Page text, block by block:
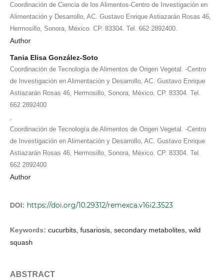
Coordinación de Ciencia de los Alimentos-Centro de Investigación en
Alimentación y Desarrollo, AC. Gustavo Enrique Astiazarán Rosas 46,
Hermosillo, Sonora, México. CP. 83304. Tel. 662 2892400.
Author
Tania Elisa González-Soto
Coordinación de Tecnología de Alimentos de Origen Vegetal. -Centro
de Investigación en Alimentación y Desarrollo, AC. Gustavo Enrique
Astiazarán Rosas 46, Hermosillo, Sonora, México. CP. 83304. Tel.
662 2892400
Coordinación de Tecnología de Alimentos de Origen Vegetal. -Centro
de Investigación en Alimentación y Desarrollo, AC. Gustavo Enrique
Astiazarán Rosas 46, Hermosillo, Sonora, México. CP. 83304. Tel.
662 2892400
Author
DOI: https://doi.org/10.29312/remexca.v16i2.3523
Keywords: cucurbits, fusariosis, secondary metabolites, wild
squash
ABSTRACT